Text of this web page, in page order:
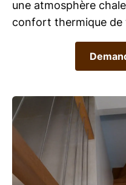
une atmosphère
confort thermique de